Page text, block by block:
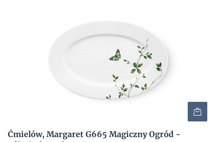
Ćmielów, Margaret G665 Magiczny Ogród -